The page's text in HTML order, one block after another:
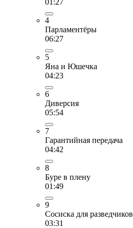
4
Парламентёры
06:27
5
Яна и Юшечка
04:23
6
Диверсия
05:54
7
Гарантийная передача
04:42
8
Буре в плену
01:49
9
Сосиска для разведчиков
03:31